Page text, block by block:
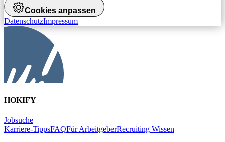
Cookies anpassen
DatenschutzImpressum
HOKIFY
Jobsuche
Karriere-TippsFAQFür ArbeitgeberRecruiting Wissen